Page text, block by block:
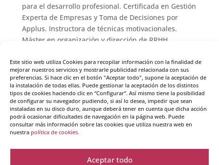
Este sitio web utiliza Cookies para recopilar información con la finalidad de
mejorar nuestros servicios y mostrarle publicidad relacionada con sus
preferencias. Si hace clic en el botón "Aceptar todo", supone la aceptación de
la instalación de todas ellas. Puede gestionar la aceptación de los distintos
tipos de cookies haciendo clic en “Configurar”. Así mismo tiene la posibilidad
de configurar su navegador pudiendo, si así lo desea, impedir que sean
instaladas en su disco duro, aunque deberá tener en cuenta que dicha acción
podrá ocasionar dificultades de navegación en la página web. Puede
consultar más información sobre las cookies que utiliza nuestra web en
nuestra política de cookies.
Aceptar todo
para el desarrollo profesional. Certificada en Gestión
Experta de Empresas y Toma de Decisiones por
Applus. Instructora de técnicas motivacionales.
Máster en organización y dirección de RRHH.
“Coaching Práctico en Educación. Transformando
Sueños en Aprendizajes” publicado en Dextra
Editorial 2016.
Tras más de 15 años en desarrollo y dirección de
recursos humanos en varias empresas, llevo ya más
10 años disfruto acompañando cambios
transformadores en diversos entornos. Con más de
2.500 horas de coaching con clientes y más de 500
alumnos formados en coaching en Crearte.